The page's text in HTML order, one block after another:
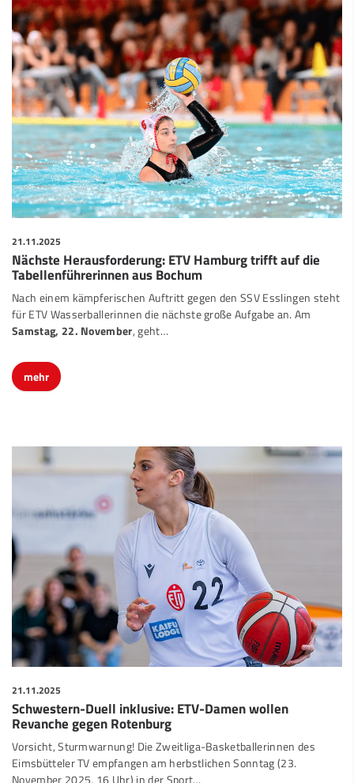
21.11.2025
Nächste Herausforderung: ETV Hamburg trifft auf die
Tabellenführerinnen aus Bochum
Nach einem kämpferischen Auftritt gegen den SSV Esslingen steht
für ETV Wasserballerinnen die nächste große Aufgabe an. Am
Samstag, 22. November, geht…
mehr
21.11.2025
Schwestern-Duell inklusive: ETV-Damen wollen
Revanche gegen Rotenburg
Vorsicht, Sturmwarnung! Die Zweitliga-Basketballerinnen des
Eimsbütteler TV empfangen am herbstlichen Sonntag (23.